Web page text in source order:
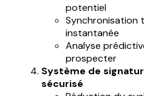
potentiel
Synchronisation
instantanée
Analyse
prospecter
Système de
sécurisé